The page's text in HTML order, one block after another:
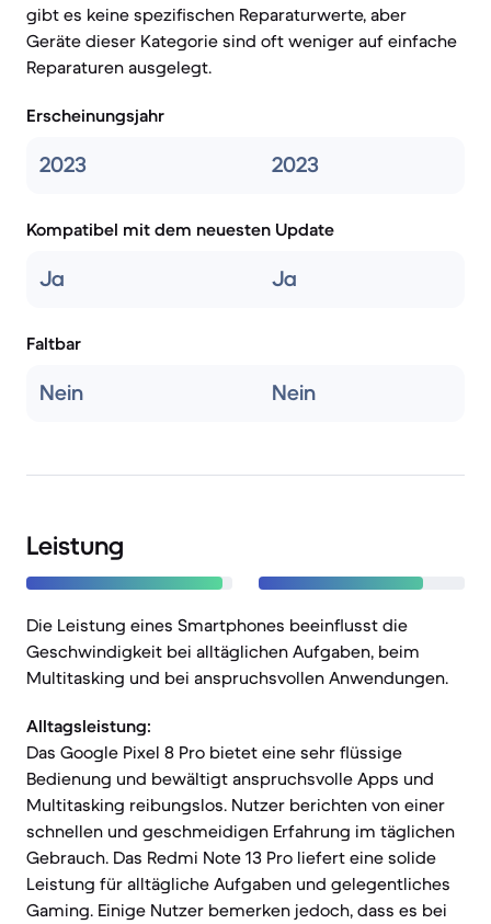
gibt es keine spezifischen Reparaturwerte, aber
Geräte dieser Kategorie sind oft weniger auf einfache
Reparaturen ausgelegt.
Erscheinungsjahr
2023 2023
Kompatibel mit dem neuesten Update
Ja Ja
Faltbar
Nein Nein
Leistung
Die Leistung eines Smartphones beeinflusst die
Geschwindigkeit bei alltäglichen Aufgaben, beim
Multitasking und bei anspruchsvollen Anwendungen.
Alltagsleistung:
Das Google Pixel 8 Pro bietet eine sehr flüssige
Bedienung und bewältigt anspruchsvolle Apps und
Multitasking reibungslos. Nutzer berichten von einer
schnellen und geschmeidigen Erfahrung im täglichen
Gebrauch. Das Redmi Note 13 Pro liefert eine solide
Leistung für alltägliche Aufgaben und gelegentliches
Gaming. Einige Nutzer bemerken jedoch, dass es bei